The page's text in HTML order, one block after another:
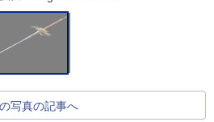
写真の記事へ